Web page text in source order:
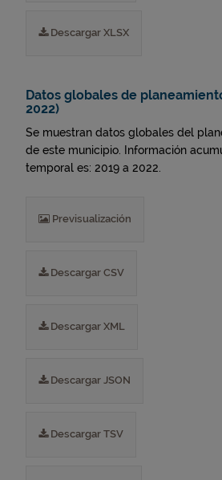
Descargar XLSX
Datos globales de
2022)
Se muestran datos globales del
de este municipio. Información
temporal es: 2019 a 2022.
Previsualización
Descargar CSV
Descargar XML
Descargar JSON
Descargar TSV